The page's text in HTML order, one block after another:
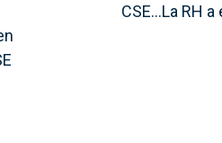
CSE...La RH